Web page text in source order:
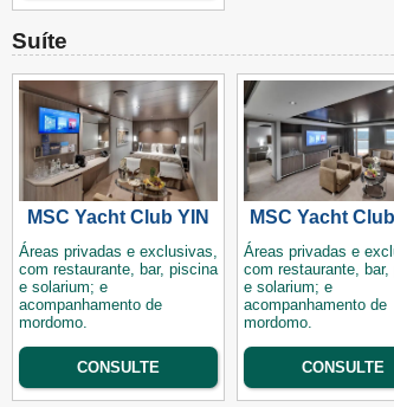
Suíte
MSC Yacht Club YIN
Áreas privadas e exclusivas,
com restaurante, bar, piscina
e solarium; e
acompanhamento de
mordomo.
CONSULTE
MSC Yacht
Áreas privadas e
com restaurante, bar,
e solarium; e
acompanhamento de
mordomo.
CONSULTE